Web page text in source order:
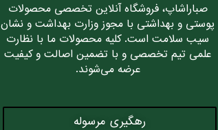
صباراشاپ، فروشگاه آنلاین تخصصی محصولات
پوستی و بهداشتی با مجوز وزارت بهداشت و نشان
سیب سلامت است. کلیه محصولات ما با نظارت
علمی تیم تخصصی و با تضمین اصالت و کیفیت
عرضه می‌شوند.
رهگیری مرسوله